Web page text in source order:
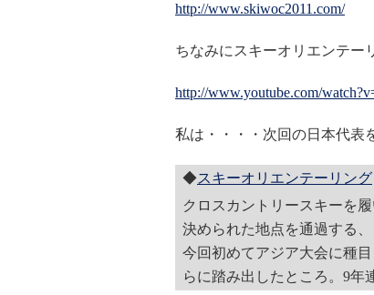
http://www.skiwoc2011.com/
ちなみにスキーオリエンテー
http://www.youtube.com/
私は・・・・次回の日本代表
◆スキーオリエンテーリング
クロスカントリースキーを
決められた地点を通過する
今回初めてアジア大会に種
らに踏み出したところ。9年